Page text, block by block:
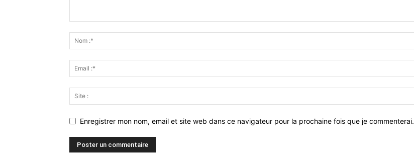
Enregistrer mon nom, email et site web dans ce navigateur pour la prochaine fois que je commenterai.